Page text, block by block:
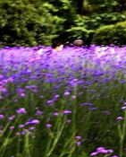
Súhlasím